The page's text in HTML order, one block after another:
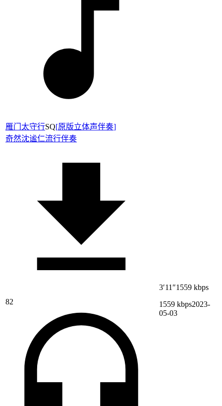
雁门太守行SQ[原版立体声伴奏]
奇然沈谧仁流行伴奏
82
3′11″1559 kbps
1559 kbps2023-
05-03